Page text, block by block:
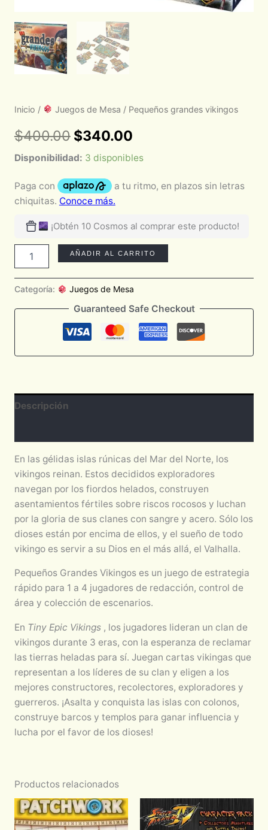
Inicio / Juegos de Mesa / Pequeños grandes vikingos
$400.00 $340.00
Disponibilidad: 3 disponibles
¡Obtén 10 Cosmos al comprar este producto!
AÑADIR AL CARRITO
Categoría: Juegos de Mesa
Guaranteed Safe Checkout
Descripción
En las gélidas islas rúnicas del Mar del Norte, los
vikingos reinan. Estos decididos exploradores
navegan por los fiordos helados, construyen
asentamientos fértiles sobre riscos rocosos y luchan
por la gloria de sus clanes con sangre y acero. Sólo los
dioses están por encima de ellos, y el sueño de todo
vikingo es servir a su Dios en el más allá, el Valhalla.
Pequeños Grandes Vikingos es un juego de estrategia
rápido para 1 a 4 jugadores de redacción, control de
área y colección de escenarios.
En Tiny Epic Vikings, los jugadores lideran un clan de
vikingos durante 3 eras, con la esperanza de reclamar
las tierras heladas para sí. Juegan cartas vikingas que
representan a los líderes de su clan y eligen a los
mejores constructores, recolectores, exploradores y
guerreros. ¡Asalta y conquista las islas con colonos,
construye barcos y templos para ganar influencia y
lucha por el favor de los dioses!
Productos relacionados